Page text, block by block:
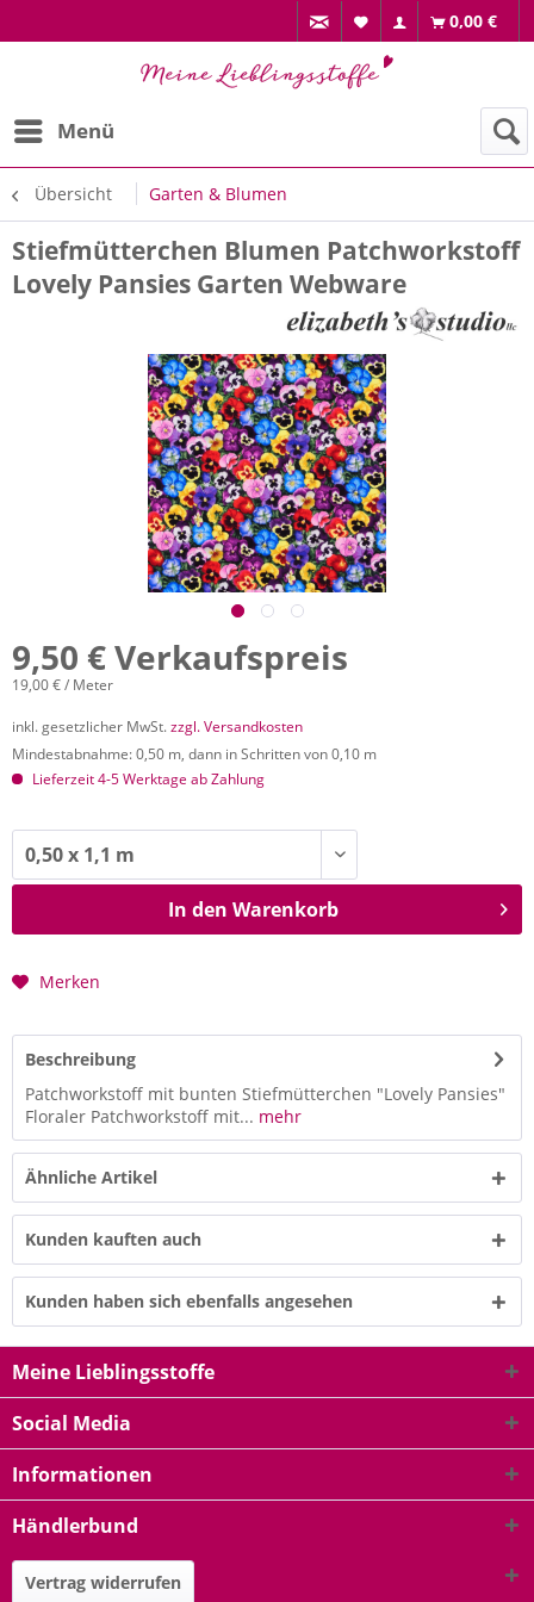
0,00 €
Menü
Übersicht Garten & Blumen
Stiefmütterchen Blumen Patchworkstoff
Lovely Pansies Garten Webware
9,50 € Verkaufspreis
19,00 € / Meter
inkl. gesetzlicher MwSt.zzgl. Versandkosten
Mindestabnahme: 0,50 m, dann in Schritten von 0,10 m
Lieferzeit 4-5 Werktage ab Zahlung
In den Warenkorb
Merken
Beschreibung
Patchworkstoff mit bunten Stiefmütterchen "Lovely Pansies"
Floraler Patchworkstoff mit... mehr
Ähnliche Artikel
Kunden kauften auch
Kunden haben sich ebenfalls angesehen
Meine Lieblingsstoffe
Social Media
Informationen
Händlerbund
Vertrag widerrufen